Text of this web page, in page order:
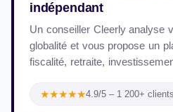
indépendant
Un conseiller Cleerly analyse
globalité et vous propose un
fiscalité, retraite,
★★★★★4.9/5 – 1 200+